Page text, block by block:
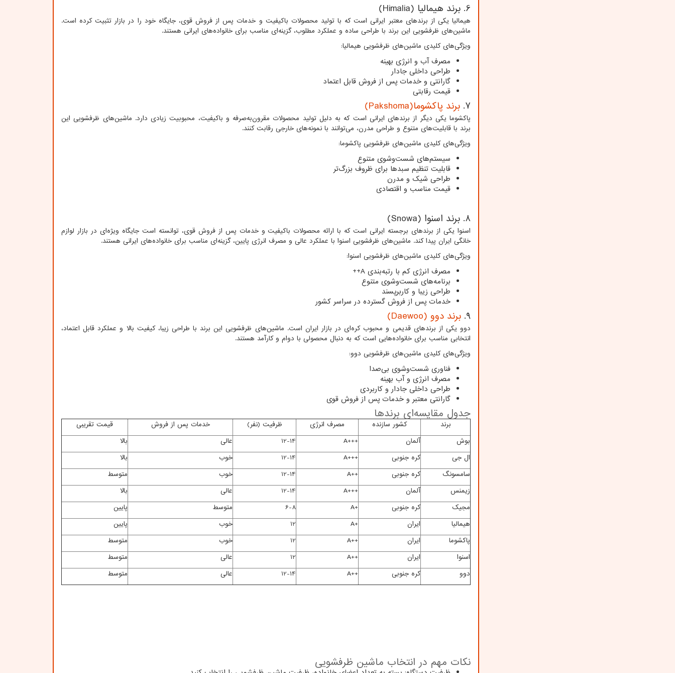
6. برند هیمالیا ( Himalia
)
هیمالیا یکی از برندهای معتبر ایرانی است که با تولید محصولات باکیفیت و خدمات پس از فروش قوی، جایگاه خود را در بازار تثبیت کرده است.
ماشین‌های ظرفشویی این برند با طراحی ساده و عملکرد مطلوب، گزینه‌ای مناسب برای خانواده‌های ایرانی هستند.
ویژگی‌های کلیدی ماشین‌های ظرفشویی هیمالیا:
مصرف آب و انرژی بهینه
طراحی داخلی جادار
گارانتی و خدمات پس از فروش قابل اعتماد
قیمت رقابتی
7. برند پاکشوما(Pakshoma)
پاکشوما یکی دیگر از برندهای ایرانی است که به دلیل تولید محصولات مقرون‌به‌صرفه و باکیفیت، محبوبیت زیادی دارد. ماشین‌های ظرفشویی این
برند با قابلیت‌های متنوع و طراحی مدرن، می‌توانند با نمونه‌های خارجی رقابت کنند.
ویژگی‌های کلیدی ماشین‌های ظرفشویی پاکشوما:
سیستم‌های شست‌وشوی متنوع
قابلیت تنظیم سبدها برای ظروف بزرگ‌تر
طراحی شیک و مدرن
قیمت مناسب و اقتصادی
8. برند اسنوا ( Snowa
)
اسنوا یکی از برندهای برجسته ایرانی است که با ارائه محصولات باکیفیت و خدمات پس از فروش قوی، توانسته است جایگاه ویژه‌ای در بازار لوازم
خانگی ایران پیدا کند. ماشین‌های ظرفشویی اسنوا با عملکرد عالی و مصرف انرژی پایین، گزینه‌ای مناسب برای خانواده‌های ایرانی هستند.
ویژگی‌های کلیدی ماشین‌های ظرفشویی اسنوا:
مصرف انرژی کم با رتبه‌بندی A
++
برنامه‌های شست‌وشوی متنوع
طراحی زیبا و کاربرپسند
خدمات پس از فروش گسترده در سراسر کشور
9. برند دوو (Daewoo)
دوو یکی از برندهای قدیمی و محبوب کره‌ای در بازار ایران است. ماشین‌های ظرفشویی این برند با طراحی زیبا، کیفیت بالا و عملکرد قابل اعتماد،
انتخابی مناسب برای خانواده‌هایی است که به دنبال محصولی با دوام و کارآمد هستند.
ویژگی‌های کلیدی ماشین‌های ظرفشویی دوو:
فناوری شست‌وشوی بی‌صدا
مصرف انرژی و آب بهینه
طراحی داخلی جادار و کاربردی
گارانتی معتبر و خدمات پس از فروش قوی
جدول مقایسه‌ای برندها
برند کشور سازنده مصرف انرژی ظرفیت (نفر) خدمات پس از فروش
قیمت تقریبی
بوش
آلمان A+++
12-14 عالی
بالا
ال جی
کره جنوبی A+++
12-14 خوب
بالا
سامسونگ
کره جنوبی A++
12-14 خوب
متوسط
زیمنس
آلمان A+++
12-14 عالی
بالا
مجیک
کره جنوبی A+
6-8 متوسط
پایین
هیمالیا
ایران A+
12 خوب
پایین
پاکشوما
ایران A++
12 خوب
متوسط
اسنوا
ایران A++
12 عالی
متوسط
دوو
کره جنوبی A++
12-14 عالی متوسط
نکات مهم در انتخاب ماشین ظرفشویی